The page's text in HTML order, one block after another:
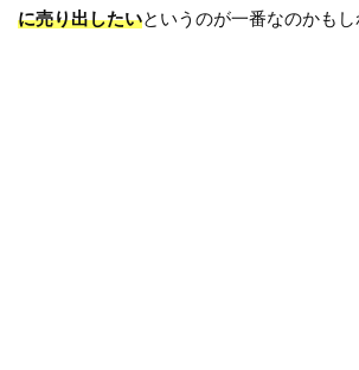
に売り出したいというのが一番なのかもし